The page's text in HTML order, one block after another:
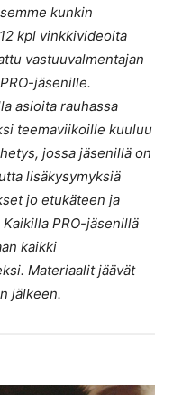
kunkin
kpl vinkkivideoita
vastuuvalmentajan
jäsenille.
asioita rauhassa
teemaviikoille kuuluu
jossa jäsenillä on
lisäkysymyksiä
jo etukäteen ja
Kaikilla PRO-jäsenillä
kaikki
Materiaalit jäävät
jälkeen.